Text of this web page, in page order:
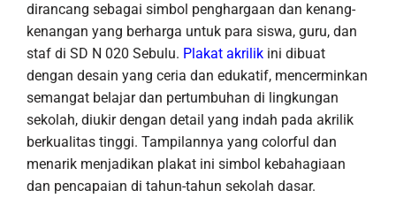
dirancang sebagai simbol penghargaan dan kenang-
kenangan yang berharga untuk para siswa, guru, dan
staf di SD N 020 Sebulu. Plakat akrilik ini dibuat
dengan desain yang ceria dan edukatif, mencerminkan
semangat belajar dan pertumbuhan di lingkungan
sekolah, diukir dengan detail yang indah pada akrilik
berkualitas tinggi. Tampilannya yang colorful dan
menarik menjadikan plakat ini simbol kebahagiaan
dan pencapaian di tahun-tahun sekolah dasar.